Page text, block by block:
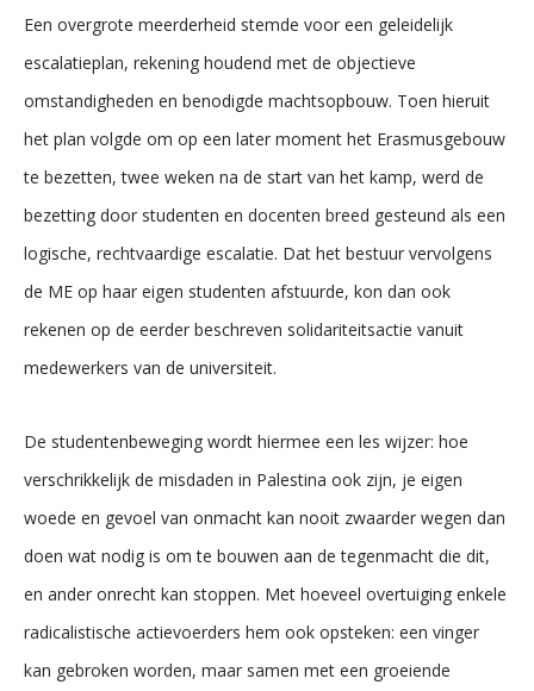
Een overgrote meerderheid stemde voor een geleidelijk
escalatieplan, rekening houdend met de objectieve
omstandigheden en benodigde machtsopbouw. Toen hieruit
het plan volgde om op een later moment het Erasmusgebouw
te bezetten, twee weken na de start van het kamp, werd de
bezetting door studenten en docenten breed gesteund als een
logische, rechtvaardige escalatie. Dat het bestuur vervolgens
de ME op haar eigen studenten afstuurde, kon dan ook
rekenen op de eerder beschreven solidariteitsactie vanuit
medewerkers van de universiteit.
De studentenbeweging wordt hiermee een les wijzer: hoe
verschrikkelijk de misdaden in Palestina ook zijn, je eigen
woede en gevoel van onmacht kan nooit zwaarder wegen dan
doen wat nodig is om te bouwen aan de tegenmacht die dit,
en ander onrecht kan stoppen. Met hoeveel overtuiging enkele
radicalistische actievoerders hem ook opsteken: een vinger
kan gebroken worden, maar samen met een groeiende